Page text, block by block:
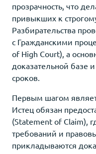
прозрачность, что
привыкших к
Разбирательства
с Гражданскими
of High Court), а
доказательной базе
сроков.
Первым шагом
Истец обязан
(Statement of Claim),
требований и
прикладываются